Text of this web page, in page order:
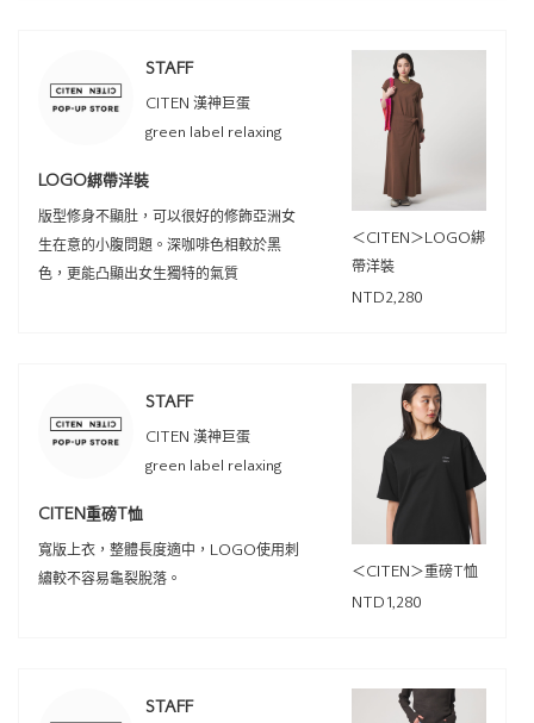
STAFF
CITEN 漢神巨蛋
green label relaxing
LOGO綁帶洋裝
版型修身不顯肚，可以很好的修飾亞洲女
生在意的小腹問題。深咖啡色相較於黑
色，更能凸顯出女生獨特的氣質
＜CITEN＞LOGO綁
帶洋裝
NTD2,280
STAFF
CITEN 漢神巨蛋
green label relaxing
CITEN重磅T恤
寬版上衣，整體長度適中，LOGO使用刺
繡較不容易龜裂脫落。
＜CITEN＞重磅T恤
NTD1,280
STAFF